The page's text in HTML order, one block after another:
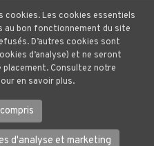
Légales
et cookies
droits réservés.
cookies. Les cookies essentiels
bon fonctionnement du site
D’autres cookies sont
d’analyse) et ne seront
placement. Consultez notre
en savoir plus.
d'analyse et marketing